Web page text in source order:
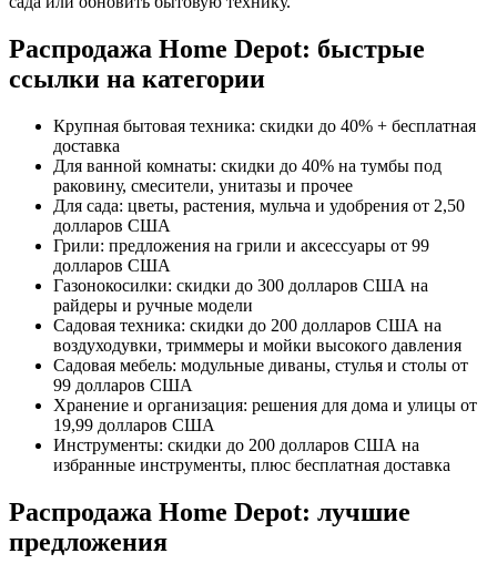
Распродажа Home Depot: быстрые
ссылки на категории
Крупная бытовая техника: скидки до 40% + бесплатная
доставка
Для ванной комнаты: скидки до 40% на тумбы под
раковину, смесители, унитазы и прочее
Для сада: цветы, растения, мульча и удобрения от 2,50
долларов США
Грили: предложения на грили и аксессуары от 99
долларов США
Газонокосилки: скидки до 300 долларов США на
райдеры и ручные модели
Садовая техника: скидки до 200 долларов США на
воздуходувки, триммеры и мойки высокого давления
Садовая мебель: модульные диваны, стулья и столы от
99 долларов США
Хранение и организация: решения для дома и улицы от
19,99 долларов США
Инструменты: скидки до 200 долларов США на
избранные инструменты, плюс бесплатная доставка
Распродажа Home Depot: лучшие
предложения